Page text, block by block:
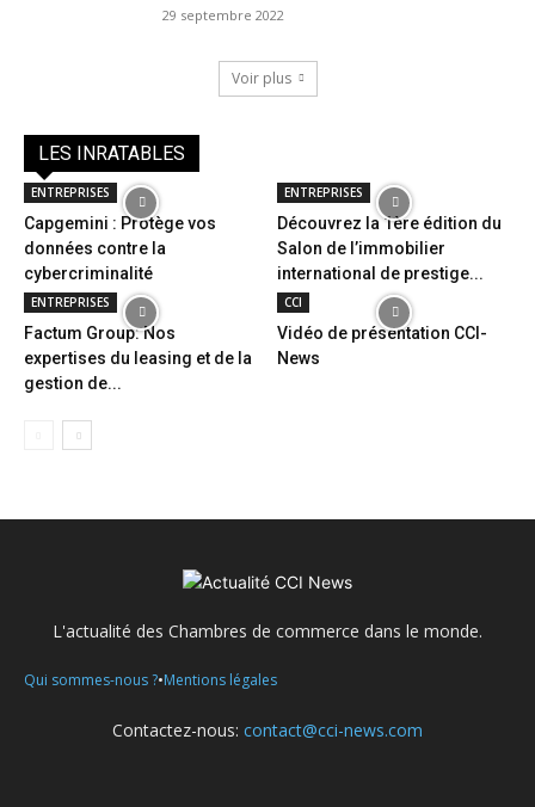
29 septembre 2022
Voir plus
LES INRATABLES
ENTREPRISES
Capgemini : Protège vos
données contre la
cybercriminalité
ENTREPRISES
Découvrez la 1ère édition du
Salon de l’immobilier
international de prestige...
ENTREPRISES
Factum Group: Nos
expertises du leasing et de la
gestion de...
CCI
Vidéo de présentation CCI-
News
L'actualité des Chambres de commerce dans le monde.
Qui sommes-nous ?•Mentions légales
Contactez-nous: contact@cci-news.com